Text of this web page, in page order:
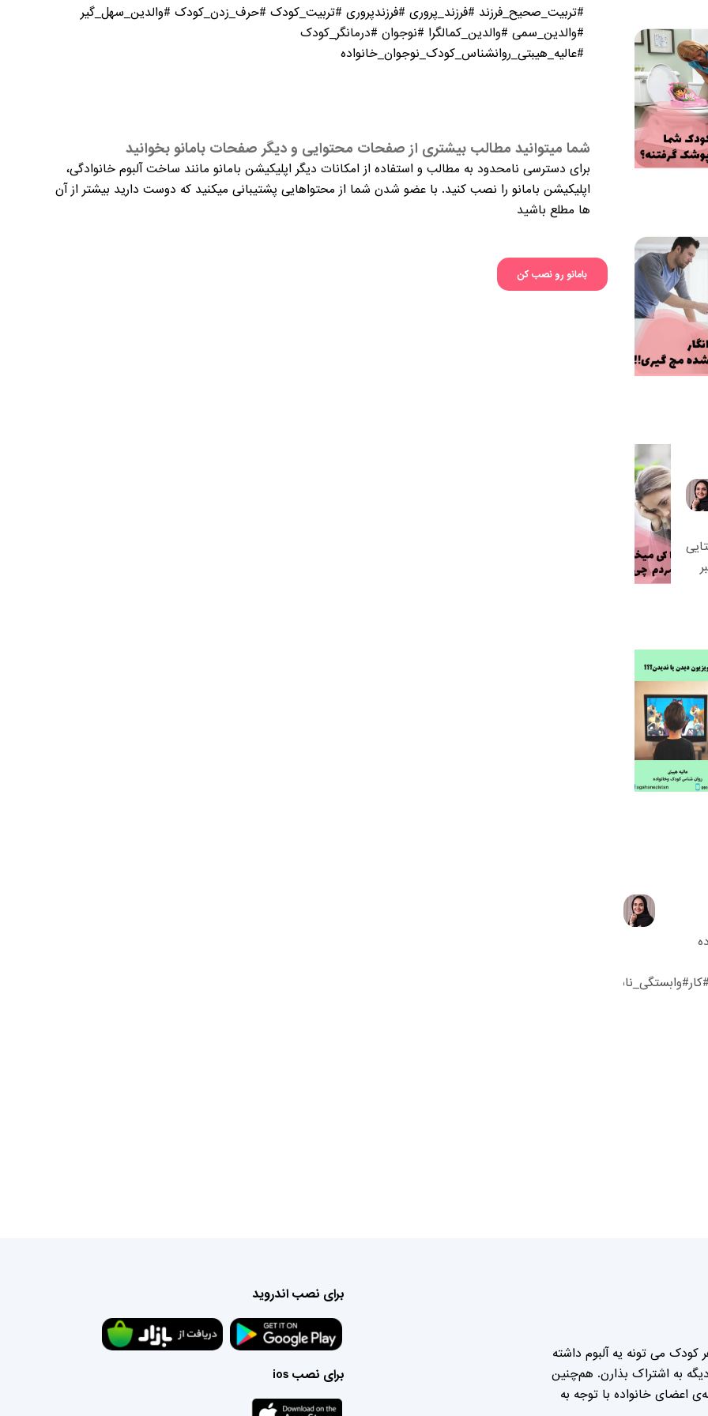
#تربیت_صحیح_فرزند #فرزند_پروری #فرزندپروری #تربیت_کودک #حرف_زدن_کودک #والدین_سهل_گیر
#والدین_سمی #والدین_کمالگرا #نوجوان #درمانگر_کودک
#عالیه_هیبتی_روانشناس_کودک_نوجوان_خانواده
شما میتوانید مطالب بیشتری از صفحات محتوایی و دیگر صفحات بامانو بخوانید
برای دسترسی نامحدود به مطالب و استفاده از امکانات دیگر اپلیکیشن بامانو مانند ساخت آلبوم خانوادگی،
اپلیکیشن بامانو را نصب کنید. با عضو شدن شما از محتواهایی پشتیبانی میکنید که دوست دارید بیشتر از آن
ها مطلع باشید
بامانو رو نصب کن
می تونه یه آلبوم داشته
به اشتراک بذارن. هم‌چنین
اعضای خانواده با توجه به
برای نصب اندروید
برای نصب ios